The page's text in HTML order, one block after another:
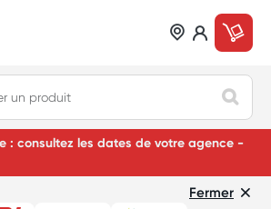
Fermer
: consultez les dates de votre agence -